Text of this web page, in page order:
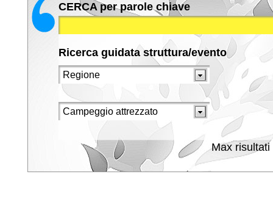
CERCA per parole chiave
Ricerca guidata struttura/evento
Max risultati